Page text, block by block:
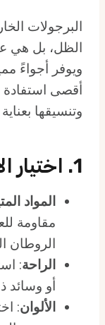
البرجولات
الظل، بل هي
ويوفر أجواءً
أقصى استفادة
وتنسيقها
1. اختيار الأثاث المناسب
المواد
مقاومة
الروطان
الراحة:
أو وسائد
الألوان: